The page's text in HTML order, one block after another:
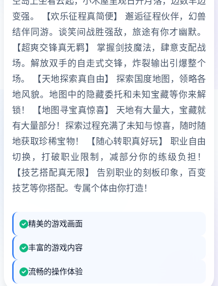
变强。 【欢乐征程真简便】 邂逅征程伙伴，幻兽
结伴同游。谈笑间战胜强敌，旅途有你才幽默。
【超爽交锋真无羁】 掌握剑技魔法，肆意支配战
场。解放双手的自走式交锋，炸裂输出引爆整个
场。 【天地探索真自由】 探索国度地图，领略各
地风貌。地图中的隐藏委托和未知宝藏等你来解
锁！ 【地图寻宝真惊喜】 天地有大量大，宝藏就
有大量部分！探索过程充满了未知与惊喜，随时随
地获取珍稀宝物！ 【随心转职真好玩】 职业自由
切换，打破职业限制，减部分你的练级负担！
【技艺搭配真无限】 告别职业的刻板印象，百变
技艺等你搭配。专属个体由你打造！
精美的游戏画面
丰富的游戏内容
流畅的操作体验